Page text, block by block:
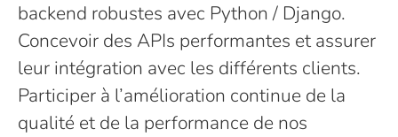
backend robustes avec Python / Django.
Concevoir des APIs performantes et assurer
leur intégration avec les différents clients.
Participer à l’amélioration continue de la
qualité et de la performance de nos